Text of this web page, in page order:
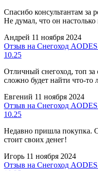
Спасибо консультантам за
Не думал, что он
Андрей 11 ноября 2024
Отзыв на Снегоход
10.25
Отличный снегоход, топ
сложно будет найти что-то
Евгений 11 ноября 2024
Отзыв на Снегоход
10.25
Недавно пришла покупка.
стоит своих денег!
Игорь 11 ноября 2024
Отзыв на Снегоход